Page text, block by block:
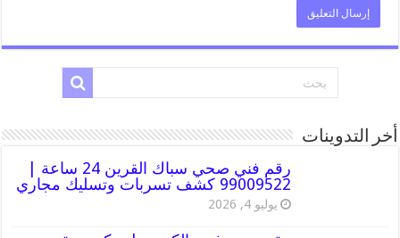
أخر التدوينات
رقم فني صحي سباك القرين 24 ساعة |
99009522 كشف تسربات وتسليك مجاري
يوليو 4, 2026